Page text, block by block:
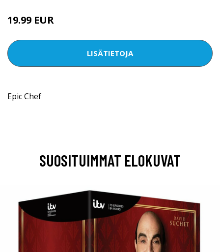
19.99 EUR
LISÄTIETOJA
Epic Chef
SUOSITUIMMAT ELOKUVAT